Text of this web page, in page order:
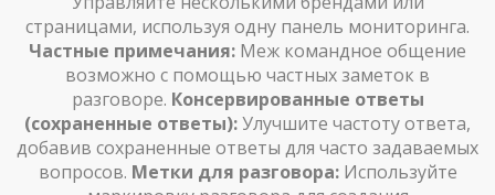
страницами, используя одну панель мониторинга.
Частные примечания: Меж командное общение
возможно с помощью частных заметок в
разговоре. Консервированные ответы
(сохраненные ответы):Улучшите частоту ответа,
добавив сохраненные ответы для часто задаваемых
вопросов. Метки для разговора:Используйте